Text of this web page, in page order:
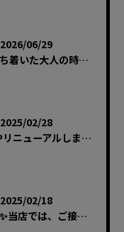
2026/06/29
落ち着いた大人の時間を過ごしませんか？🌙
2025/02/28
HPリニューアルしました!!
2025/02/18
🍷✨当店では、ご接待の二次会にぴったりのラグジュアリーな時間...